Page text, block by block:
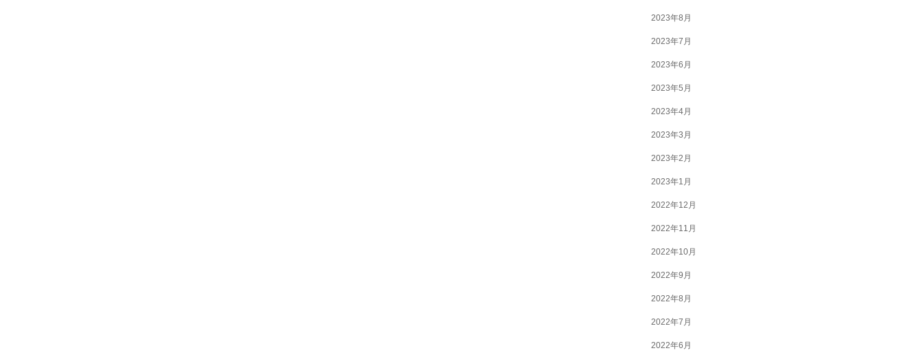
2023年8月
2023年7月
2023年6月
2023年5月
2023年4月
2023年3月
2023年2月
2023年1月
2022年12月
2022年11月
2022年10月
2022年9月
2022年8月
2022年7月
2022年6月